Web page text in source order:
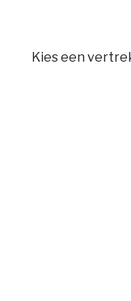
Kies een